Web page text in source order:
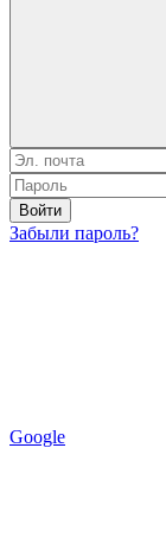
Войти
Забыли пароль?
Google